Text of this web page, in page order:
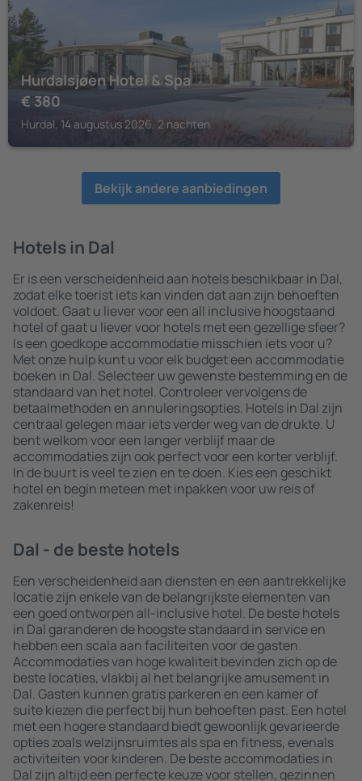
Hurdalsjøen Hotel & Spa
€ 380
Hurdal, 14 augustus 2026, 2 nachten
Bekijk andere aanbiedingen
Hotels in Dal
Er is een verscheidenheid aan hotels beschikbaar in Dal,
zodat elke toerist iets kan vinden dat aan zijn behoeften
voldoet. Gaat u liever voor een all inclusive hoogstaand
hotel of gaat u liever voor hotels met een gezellige sfeer?
Is een goedkope accommodatie misschien iets voor u?
Met onze hulp kunt u voor elk budget een accommodatie
boeken in Dal. Selecteer uw gewenste bestemming en de
standaard van het hotel. Controleer vervolgens de
betaalmethoden en annuleringsopties. Hotels in Dal zijn
centraal gelegen maar iets verder weg van de drukte. U
bent welkom voor een langer verblijf maar de
accommodaties zijn ook perfect voor een korter verblijf.
In de buurt is veel te zien en te doen. Kies een geschikt
hotel en begin meteen met inpakken voor uw reis of
zakenreis!
Dal - de beste hotels
Een verscheidenheid aan diensten en een aantrekkelijke
locatie zijn enkele van de belangrijkste elementen van
een goed ontworpen all-inclusive hotel. De beste hotels
in Dal garanderen de hoogste standaard in service en
hebben een scala aan faciliteiten voor de gasten.
Accommodaties van hoge kwaliteit bevinden zich op de
beste locaties, vlakbij al het belangrijke amusement in
Dal. Gasten kunnen gratis parkeren en een kamer of
suite kiezen die perfect bij hun behoeften past. Een hotel
met een hogere standaard biedt gewoonlijk gevarieerde
opties zoals welzijnsruimtes als spa en fitness, evenals
activiteiten voor kinderen. De beste accommodaties in
Dal zijn altijd een perfecte keuze voor stellen, gezinnen